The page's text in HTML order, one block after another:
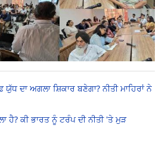
ਦਾ ਅਗਲਾ ਸ਼ਿਕਾਰ ਬਣੇਗਾ? ਨੀਤੀ ਮਾਹਿਰਾਂ ਨੇ
ਹੈ? ਕੀ ਭਾਰਤ ਨੂੰ ਟਰੰਪ ਦੀ ਨੀਤੀ 'ਤੇ ਮੁੜ